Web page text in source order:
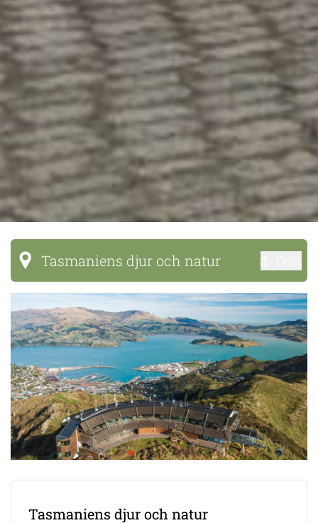
Tasmaniens djur och natur
Tasmaniens djur och natur